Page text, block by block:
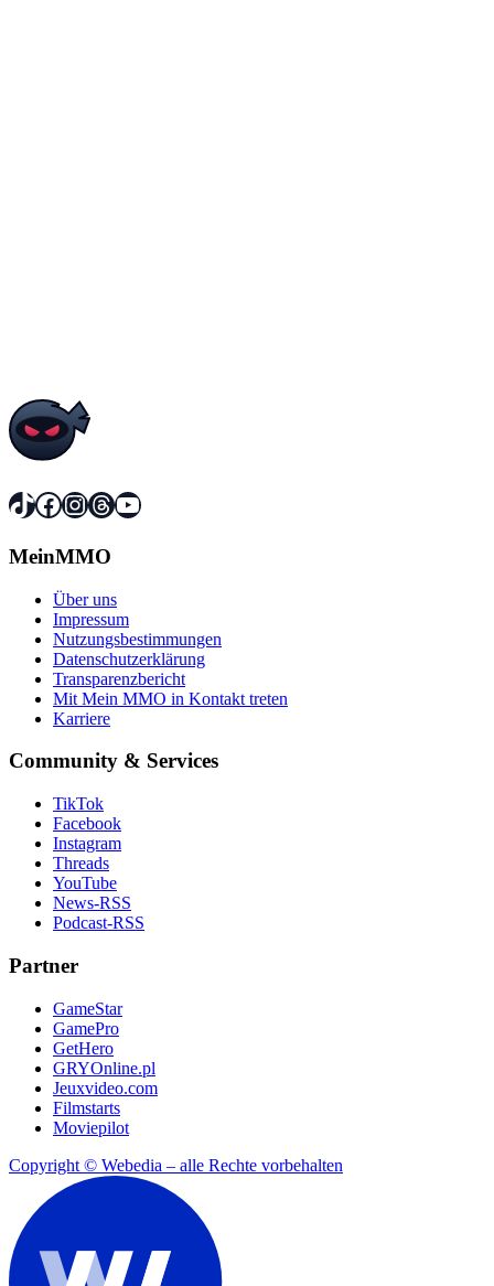
TikTok
Facebook
Instagram
Threads
YouTube
MeinMMO
Über uns
Impressum
Nutzungsbestimmungen
Datenschutzerklärung
Transparenzbericht
Mit Mein MMO in Kontakt treten
Karriere
Community & Services
TikTok
Facebook
Instagram
Threads
YouTube
News-RSS
Podcast-RSS
Partner
GameStar
GamePro
GetHero
GRYOnline.pl
Jeuxvideo.com
Filmstarts
Moviepilot
Copyright © Webedia – alle Rechte vorbehalten